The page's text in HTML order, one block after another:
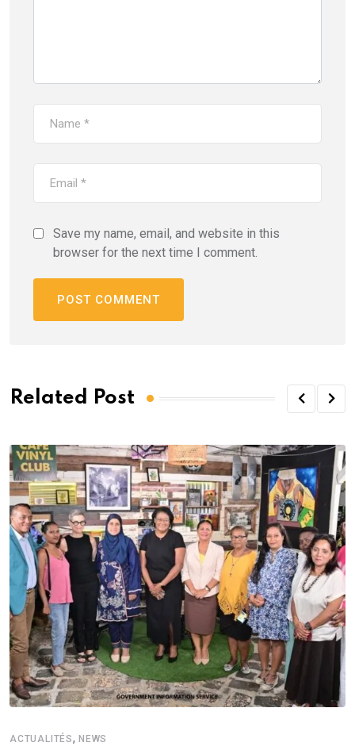
Save my name, email, and website in this
browser for the next time I comment.
Related Post
ACTUALITÉS, NEWS